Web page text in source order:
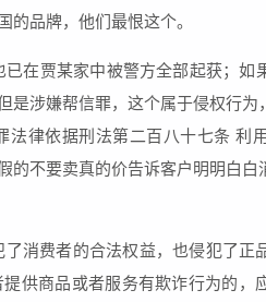
品牌，他们最恨这个。
在贾某家中被警方全部起获；如
涉嫌帮信罪，这个属于侵权行为
律依据刑法第二百八十七条 利
不要卖真的价告诉客户明明白白
消费者的合法权益，也侵犯了正
供商品或者服务有欺诈行为的，